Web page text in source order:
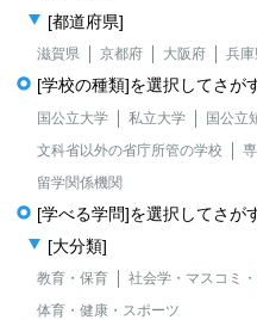
[都道府県]
滋賀県 京都府 大阪府 兵
[学校の種類]を選択してさが
国公立大学 私立大学 国公立
文科省以外の省庁所管の学校
留学関係機関
[学べる学問]を選択してさが
[大分類]
教育・保育 社会学・マスコミ
体育・健康・スポーツ